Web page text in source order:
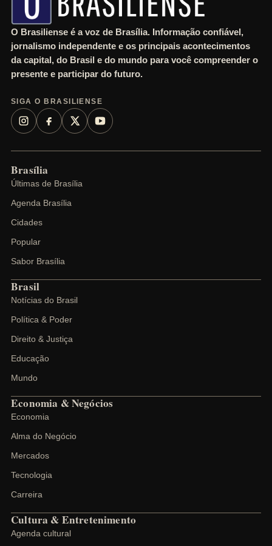
O Brasiliense é a voz de Brasília. Informação confiável,
jornalismo independente e os principais acontecimentos
da capital, do Brasil e do mundo para você compreender o
presente e participar do futuro.
SIGA O BRASILIENSE
Brasília
Últimas de Brasília
Agenda Brasília
Cidades
Popular
Sabor Brasília
Brasil
Notícias do Brasil
Política & Poder
Direito & Justiça
Educação
Mundo
Economia & Negócios
Economia
Alma do Negócio
Mercados
Tecnologia
Carreira
Cultura & Entretenimento
Agenda cultural